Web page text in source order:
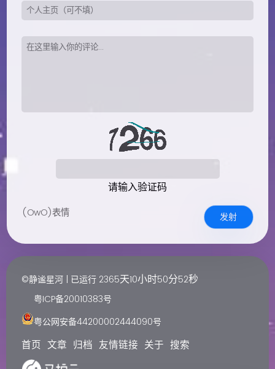
请输入验证码
(OwO)表情 发射
©静谧星河 | 已运行 2365天10小时50分52秒
粤ICP备20010383号
粤公网安备44200002444090号
首页 文章 归档 友情链接 关于 搜索